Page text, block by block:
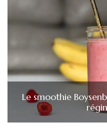
Le smoothie